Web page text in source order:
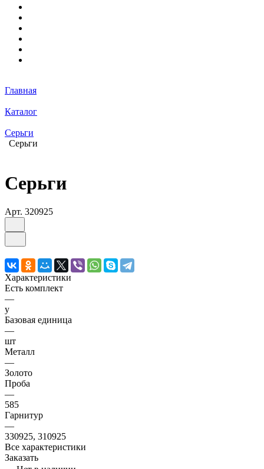
Главная
Каталог
Серьги
Серьги
Серьги
Арт. 320925
Характеристики
Есть комплект
—
y
Базовая единица
—
шт
Металл
—
Золото
Проба
—
585
Гарнитур
—
330925, 310925
Все характеристики
Заказать